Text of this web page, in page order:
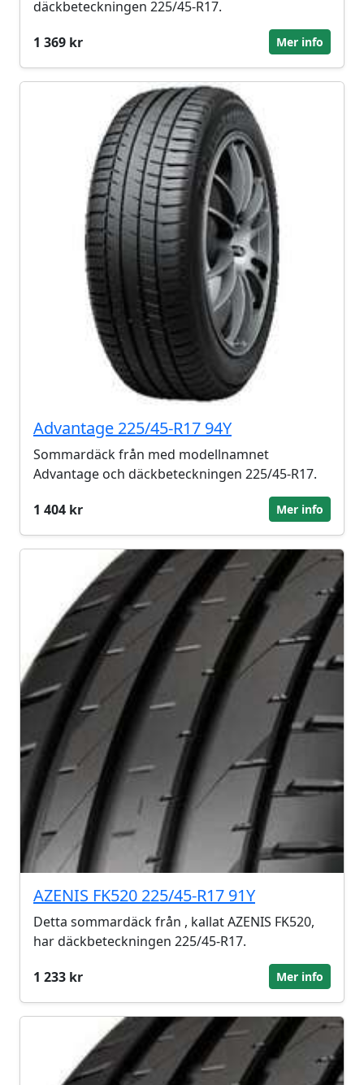
däckbeteckningen 225/45-R17.
1 369 kr
Mer info
Advantage 225/45-R17 94Y
Sommardäck från med modellnamnet
Advantage och däckbeteckningen 225/45-R17.
1 404 kr
Mer info
AZENIS FK520 225/45-R17 91Y
Detta sommardäck från , kallat AZENIS FK520,
har däckbeteckningen 225/45-R17.
1 233 kr
Mer info